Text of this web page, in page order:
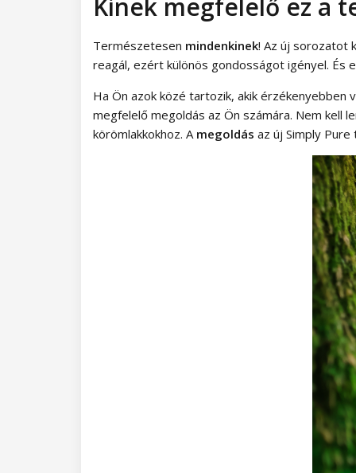
Circus
Star Flakes
Díszítő transzferfóliák
Aluminium Flakes
Kinek megfelelő ez a
Természetesen mindenkinek! Az új sorozatot
reagál, ezért különös gondosságot igényel. És
Ha Ön azok közé tartozik, akik érzékenyebben
megfelelő megoldás az Ön számára. Nem kell
körömlakkokhoz. A megoldás az új Simply